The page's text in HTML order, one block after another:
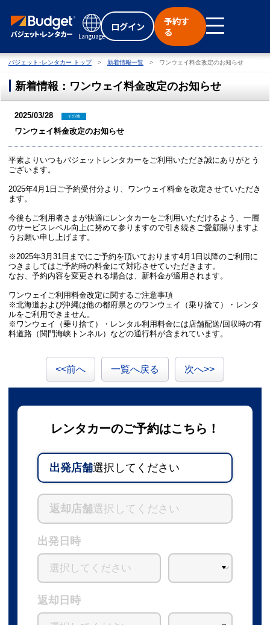
Language
ログイン
予約す
る
バジェット･レンタカー トップ 新着情報一覧 ワンウェイ料金改定のお知らせ
新着情報：ワンウェイ料金改定のお知らせ
2025/03/28 その他
ワンウェイ料金改定のお知らせ
平素よりいつもバジェットレンタカーをご利用いただき誠にありがとう
ございます。
2025年4月1日ご予約受付分より、ワンウェイ料金を改定させていただき
ます。
今後もご利用者さまが快適にレンタカーをご利用いただけるよう、一層
のサービスレベル向上に努めて参りますので引き続きご愛顧賜りますよ
うお願い申し上げます。
※2025年3月31日までにご予約を頂いております4月1日以降のご利用に
つきましてはご予約時の料金にて対応させていただきます。
なお、予約内容を変更される場合は、新料金が適用されます。
ワンウェイご利用料金改定に関するご注意事項
※北海道および沖縄は他の都府県とのワンウェイ（乗り捨て）・レンタ
ルをご利用できません。
※ワンウェイ（乗り捨て）・レンタル利用料金には店舗配送/回収時の有
料道路（関門海峡トンネル）などの通行料が含まれています。
<<前へ 一覧へ戻る 次へ>>
レンタカーのご予約はこちら！
出発店舗選択してください
返却店舗選択してください
出発日時
返却日時